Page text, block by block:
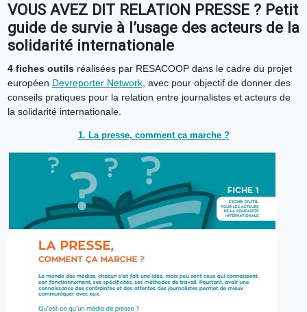
VOUS AVEZ DIT RELATION PRESSE ?Petit
guide de survie à l’usage des acteurs de la
solidarité internationale
4 fiches outilsréalisées par RESACOOP dans le cadre du projet
européen Devreporter Network, avec pour objectif de donner des
conseils pratiques pour la relation entre journalistes et acteurs de
la solidarité internationale.
1. La presse, comment ça marche ?